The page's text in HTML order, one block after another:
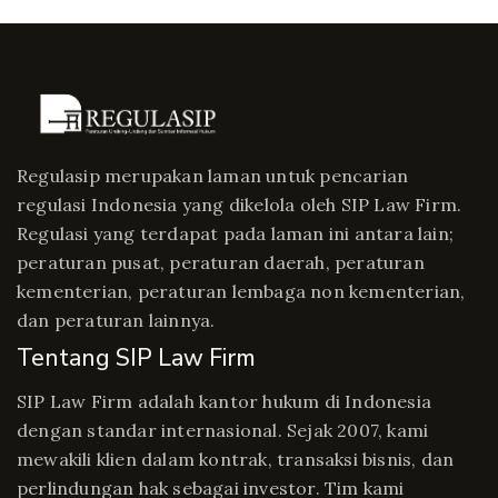
Regulasip merupakan laman untuk pencarian
regulasi Indonesia yang dikelola oleh SIP Law Firm.
Regulasi yang terdapat pada laman ini antara lain;
peraturan pusat, peraturan daerah, peraturan
kementerian, peraturan lembaga non kementerian,
dan peraturan lainnya.
Tentang SIP Law Firm
SIP Law Firm adalah kantor hukum di Indonesia
dengan standar internasional. Sejak 2007, kami
mewakili klien dalam kontrak, transaksi bisnis, dan
perlindungan hak sebagai investor. Tim kami